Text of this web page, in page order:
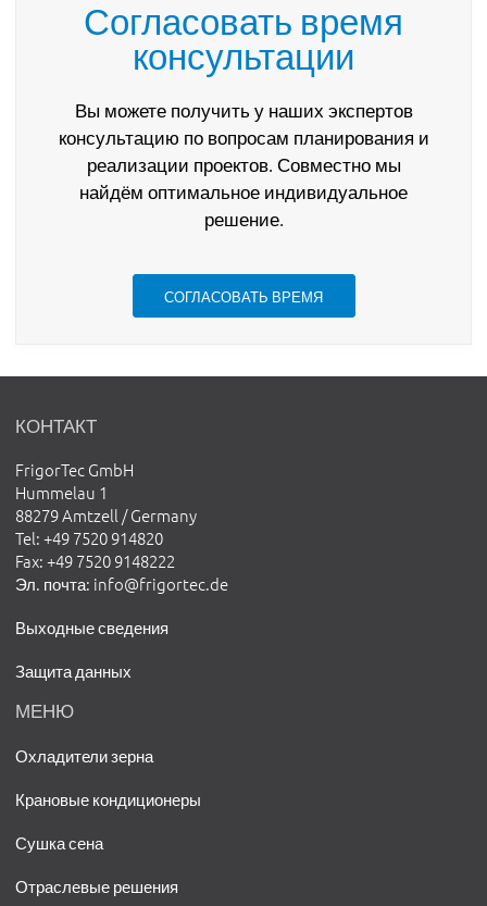
Согласовать время
консультации
Вы можете получить у наших экспертов
консультацию по вопросам планирования и
реализации проектов. Совместно мы
найдём оптимальное индивидуальное
решение.
СОГЛАСОВАТЬ ВРЕМЯ
КОНТАКТ
FrigorTec GmbH
Hummelau 1
88279 Amtzell / Germany
Tel: +49 7520 914820
Fax: +49 7520 9148222
Эл. почта: info@frigortec.de
Выходные сведения
Защита данных
МЕНЮ
Охладители зерна
Крановые кондиционеры
Сушка сена
Отраслевые решения